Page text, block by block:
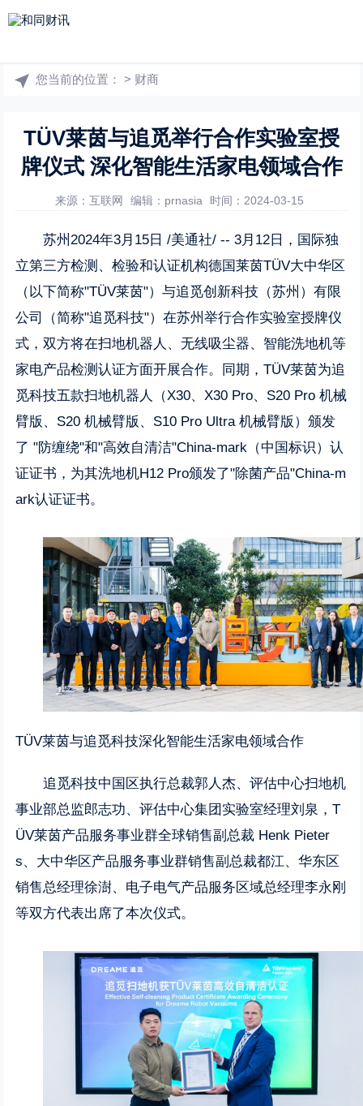
您当前的位置： > 财商
TÜV莱茵与追觅举行合作实验室授
牌仪式 深化智能生活家电领域合作
来源：互联网 编辑：prnasia 时间：2024-03-15
苏州2024年3月15日 /美通社/ -- 3月12日，国际独
立第三方检测、检验和认证机构德国莱茵TÜV大中华区
（以下简称"TÜV莱茵"）与追觅创新科技（苏州）有限
公司（简称"追觅科技"）在苏州举行合作实验室授牌仪
式，双方将在扫地机器人、无线吸尘器、智能洗地机等
家电产品检测认证方面开展合作。同期，TÜV莱茵为追
觅科技五款扫地机器人（X30、X30 Pro、S20 Pro 机械
臂版、S20 机械臂版、S10 Pro Ultra 机械臂版）颁发
了 "防缠绕"和"高效自清洁"China-mark（中国标识）认
证证书，为其洗地机H12 Pro颁发了"除菌产品"China-m
ark认证证书。
TÜV莱茵与追觅科技深化智能生活家电领域合作
追觅科技中国区执行总裁郭人杰、评估中心扫地机
事业部总监郎志功、评估中心集团实验室经理刘泉，T
ÜV莱茵产品服务事业群全球销售副总裁 Henk Pieter
s、大中华区产品服务事业群销售副总裁都江、华东区
销售总经理徐澍、电子电气产品服务区域总经理李永刚
等双方代表出席了本次仪式。